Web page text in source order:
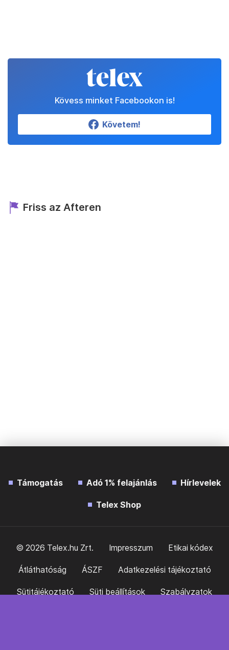
Kövess minket Facebookon is!
Követem!
Friss az Afteren
Támogatás Adó 1% felajánlás Hírlevelek
Telex Shop
© 2026 Telex.hu Zrt. Impresszum Etikai kódex
Átláthatóság ÁSZF Adatkezelési tájékoztató
Sütitájékoztató Süti beállítások Szabályzatok